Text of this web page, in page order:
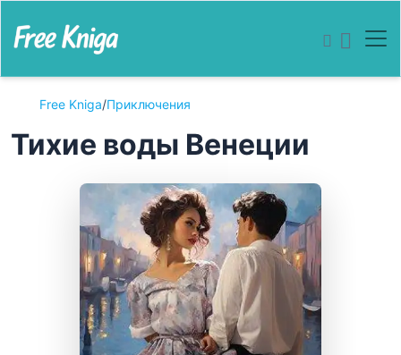
Free Kniga/Приключения
Тихие воды Венеции